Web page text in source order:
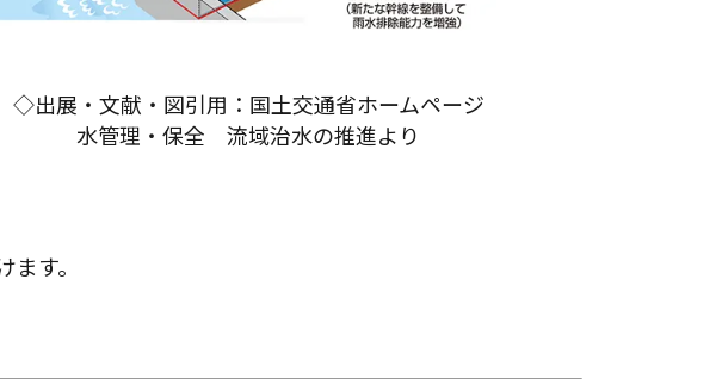
◇出展・文献・図引用：国土交通省ホームページ
水管理・保全 流域治水の推進より
す。